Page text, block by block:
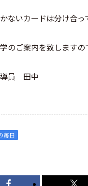
ないカードは分け合
のご案内を致します
導員 田中
毎日